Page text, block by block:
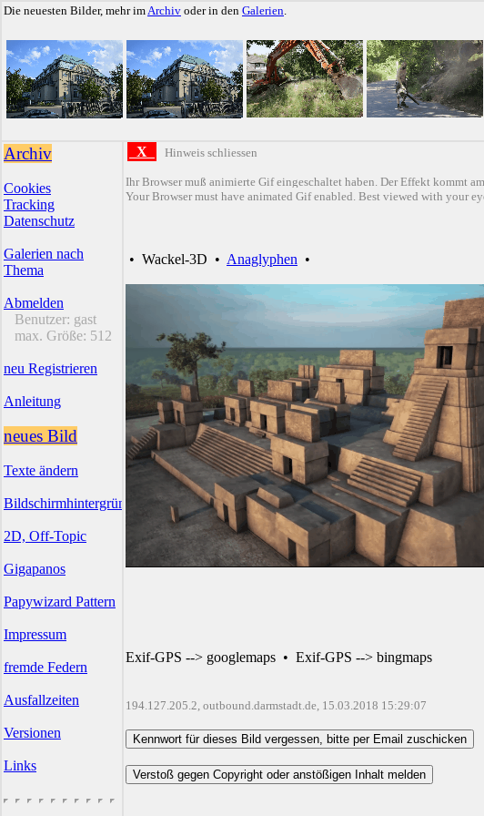
Die neuesten Bilder, mehr imArchiv oder in den Galerien.
Archiv
Cookies
Tracking
Datenschutz
Galerien nach
Thema
Abmelden
Benutzer: gast
max. Größe: 512
neu Registrieren
Anleitung
neues Bild
Texte ändern
Bildschirmhintergründe
2D, Off-Topic
Gigapanos
Papywizard Pattern
Impressum
fremde Federn
Ausfallzeiten
Versionen
Links
X Hinweis schliessen
Ihr Browser muß animierte Gif eingeschaltet haben. Der Effekt kommt
Your Browser must have animated Gif enabled. Best viewed with your
• Wackel-3D • Anaglyphen •
Exif-GPS --> googlemaps • Exif-GPS --> bingmaps
194.127.205.2, outbound.darmstadt.de, 15.03.2018 15:29:07